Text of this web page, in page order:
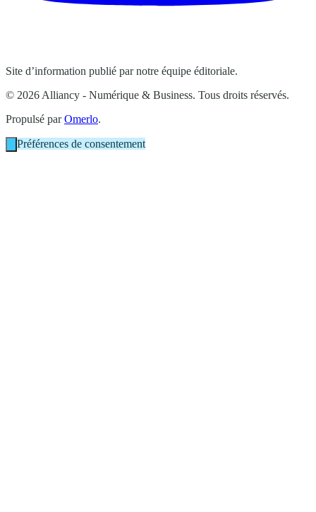
Site d’information publié par notre équipe éditoriale.
© 2026 Alliancy - Numérique & Business. Tous droits réservés.
Propulsé parOmerlo.
Préférences de consentement